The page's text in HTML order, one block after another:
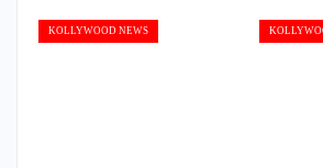
KOLLYWOOD NEWS